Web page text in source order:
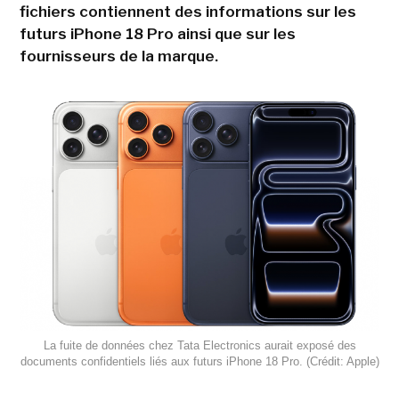
fichiers contiennent des informations sur les
futurs iPhone 18 Pro ainsi que sur les
fournisseurs de la marque.
La fuite de données chez Tata Electronics aurait exposé des
documents confidentiels liés aux futurs iPhone 18 Pro. (Crédit: Apple)